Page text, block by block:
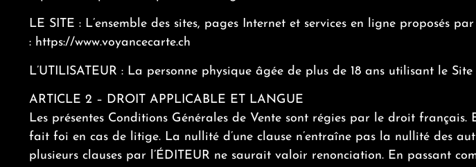
LE SITE : L’ensemble des sites, pages Internet et services en ligne proposés
: https://www.voyancecarte.ch
L’UTILISATEUR : La personne physique âgée de plus de 18 ans utilisant le Site
ARTICLE 2 – DROIT APPLICABLE ET LANGUE
Les présentes Conditions Générales de Vente sont régies par le droit
fait foi en cas de litige. La nullité d’une clause n’entraîne pas la nullité des
plusieurs clauses par l’ÉDITEUR ne saurait valoir renonciation. En passant